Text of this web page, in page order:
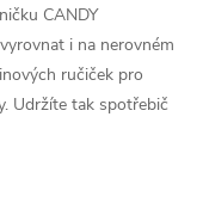
CANDY
i na nerovném
ručiček pro
Udržíte tak spotřebič